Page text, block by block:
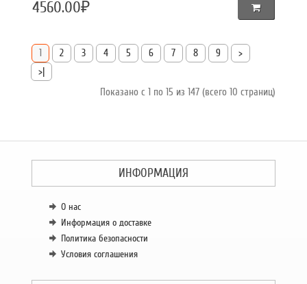
4560.00₽
1 2 3 4 5 6 7 8 9
>
>|
Показано с 1 по 15 из 147 (всего 10 страниц)
ИНФОРМАЦИЯ
О нас
Информация о доставке
Политика безопасности
Условия соглашения